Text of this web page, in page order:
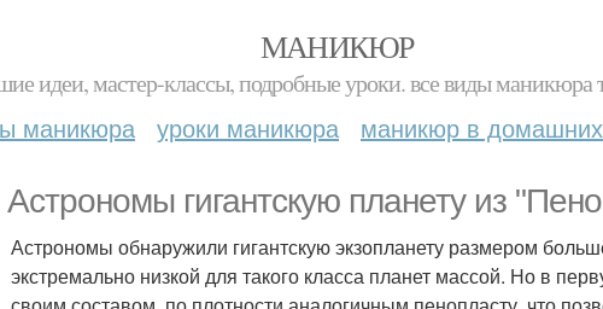
МАНИКЮР
идеи, мастер-классы, подробные уроки. все виды маникюра
маникюра уроки маникюра маникюр в
Астрономы гигантскую планету из
Астрономы обнаружили гигантскую экзопланету размером
экстремально низкой для такого класса планет массой. Но в